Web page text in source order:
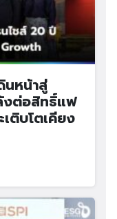
นหน้าสู่
งต่อสิทธิ์แฟ
ติบโตเคียง